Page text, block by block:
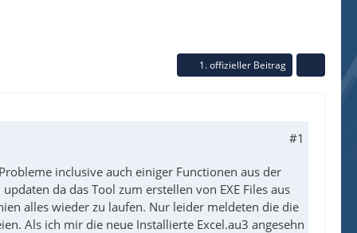
1. offizieller Beitrag
#1
inclusive auch einiger Functionen aus der
da das Tool zum erstellen von EXE Files aus
alles wieder zu laufen. Nur leider meldeten die die
Als ich mir die neue Installierte Excel.au3 angesehn